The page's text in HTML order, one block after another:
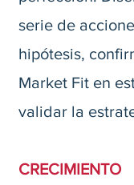
serie de
hipótesis,
Market Fit en
validar la
CRECIMIENTO